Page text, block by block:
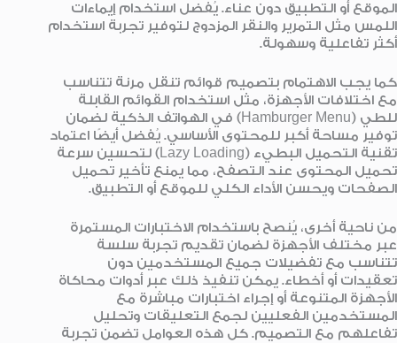
الموقع أو التطبيق دون عناء. يُفضل استخدام إيماءات
اللمس مثل التمرير والنقر المزدوج لتوفير تجربة استخدام
أكثر تفاعلية وسهولة.
كما يجب الاهتمام بتصميم قوائم تنقل مرنة تتناسب
مع اختلافات الأجهزة، مثل استخدام القوائم القابلة
للطي (Hamburger Menu) في الهواتف الذكية لضمان
توفير مساحة أكبر للمحتوى الأساسي. يُفضل أيضًا اعتماد
تقنية التحميل البطيء (Lazy Loading) لتحسين سرعة
تحميل المحتوى عند التصفح، مما يمنع تأخير تحميل
الصفحات ويحسن الأداء الكلي للموقع أو التطبيق.
من ناحية أخرى، يُنصح باستخدام الاختبارات المستمرة
عبر مختلف الأجهزة لضمان تقديم تجربة سلسة
تتناسب مع تفضيلات جميع المستخدمين دون
تعقيدات أو أخطاء. يمكن تنفيذ ذلك عبر أدوات محاكاة
الأجهزة المتنوعة أو إجراء اختبارات مباشرة مع
المستخدمين الفعليين لجمع التعليقات وتحليل
تفاعلهم مع التصميم. كل هذه العوامل تضمن تجربة